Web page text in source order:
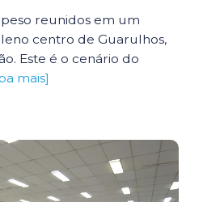
reunidos em um
centro de Guarulhos,
Este é o cenário do
mais]